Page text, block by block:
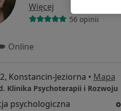
Więcej
56 opinii
Online
Konstancin-Jeziorna • Mapa
Klinika Psychoterapii i Rozwoju
psychologiczna